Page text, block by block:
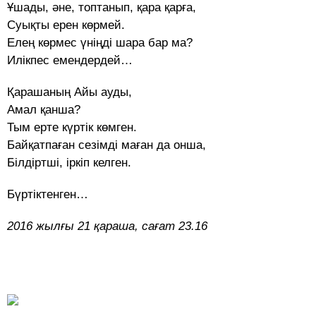
Ұшады, әне, топтанып, қара қарға,
Суықты ерен көрмей.
Елең көрмес үніңді шара бар ма?
Илікпес емендердей…
Қарашаның Айы ауды,
Амал қанша?
Тым ерте күртік көмген.
Байқатпаған сезімді маған да онша,
Білдіртші, іркіп келген.
Бүртіктенген…
2016 жылғы 21 қараша, сағат 23.16